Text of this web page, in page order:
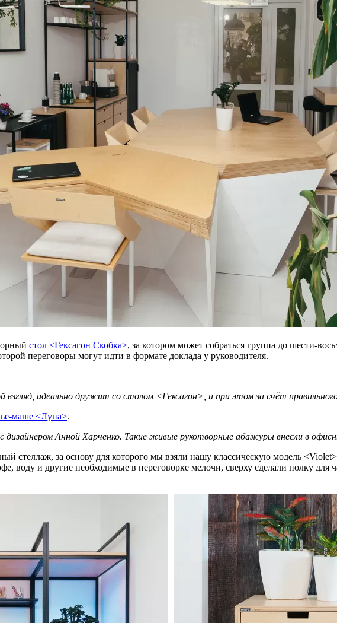
стол <Гексагон Скобка>, за котором может собраться группа до шести-
переговоры могут идти в формате доклада у руководителя.
взгляд, идеально дружит со столом <Гексагон>, и при этом за счёт
маше <Луна>.
Анной Харченко. Такие живые рукотворные абажуры внесли в
стеллаж, за основу для которого мы взяли нашу классическую модель
воду и другие необходимые в переговорке мелочи, сверху сделали полку